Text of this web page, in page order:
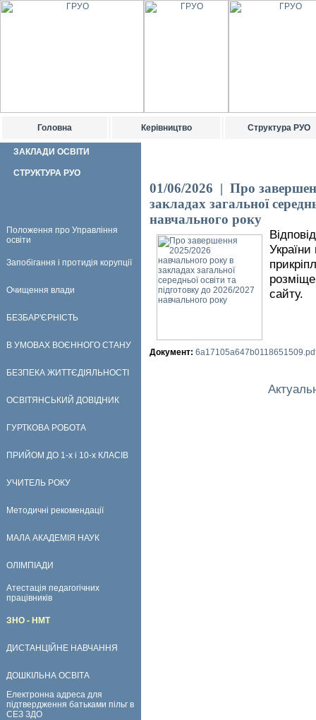
Головна Керівництво Структура РУО
ЗАКЛАДИ ОСВІТИ
СТРУКТУРА РУО
Положення про Управління
освіти
Запобігання і протидія корупції
Очищення влади
БЕЗБАР'ЄРНІСТЬ
В УМОВАХ ВОЄННОГО СТАНУ
БЕЗПЕКА ЖИТТЄДІЯЛЬНОСТІ
ОСВІТЯНСЬКИЙ ДОВІДНИК
ГУРТКОВА РОБОТА
ПРИЙОМ ДО 1-х і 10-х КЛАСІВ
УЧИТЕЛЬ РОКУ
Методичні рекомендації
МАЛА АКАДЕМІЯ НАУК
ОЛІМПІАДИ
Атестація педагогічних
працівників
ЗНО - НМТ
ДИСТАНЦІЙНЕ НАВЧАННЯ
ДОШКІЛЬНА ОСВІТА
Електронна адреса для
підтвердження батьками пільг в
СЕЗ ЗДО
01/06/2026 | Про
закладах загальної
навчального року
сайту.
Документ: